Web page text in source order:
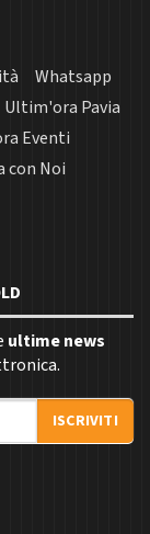
Whatsapp
Ultim'ora Pavia
Eventi
con Noi
ultime news
ISCRIVITI